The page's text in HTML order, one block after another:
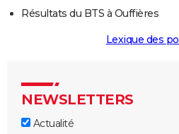
Résultats du BTS à Ouffières
Lexique des
NEWSLETTERS
Actualité